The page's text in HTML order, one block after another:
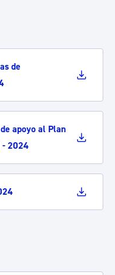
de
apoyo al Plan
- 2024